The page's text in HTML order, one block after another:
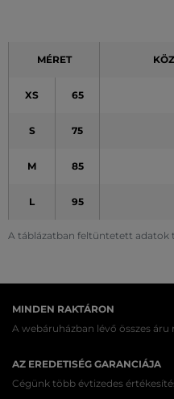
A táblázatban feltüntetett adatok
MÉRET
XS 65
S 75
M 85
L 95
MINDEN RAKTÁRON
A webáruházban lévő összes áru
AZ EREDETISÉG GARANCIÁJA
Cégünk több évtizedes